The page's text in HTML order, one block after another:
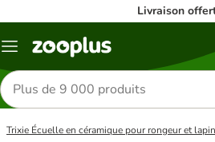
Livraison
Menu
Rechercher
des
produits
Trixie Écuelle en céramique pour rongeur et lapin